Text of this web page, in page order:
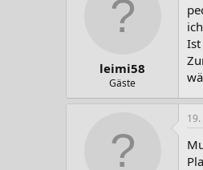
leimi58
Gäste
Ist